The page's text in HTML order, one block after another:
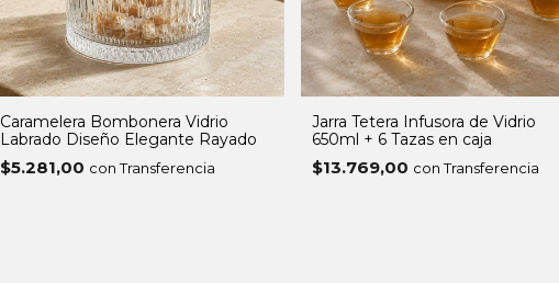
Caramelera Bombonera Vidrio
Labrado Diseño Elegante Rayado
$5.281,00 con Transferencia
Jarra Tetera Infusora de Vidrio
650ml + 6 Tazas en caja
$13.769,00 con Transferencia